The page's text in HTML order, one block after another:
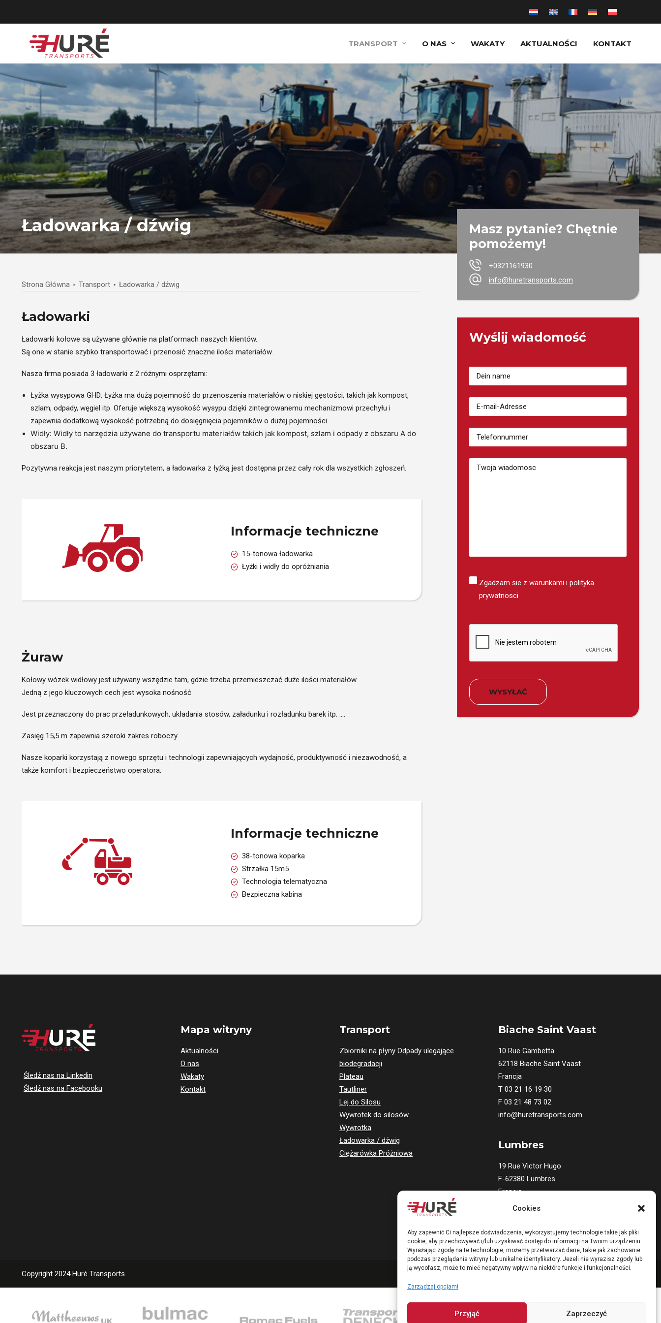
Cookies
Aby zapewnić Ci najlepsze doświadczenia, wykorzystujemy technologie takie jak pliki
cookie, aby przechowywać i/lub uzyskiwać dostęp do informacji na Twoim urządzeniu.
Wyrażając zgodę na te technologie, możemy przetwarzać dane, takie jak zachowanie
podczas przeglądania witryny lub unikalne identyfikatory. Jeżeli nie wyrazisz zgody lub
ją wycofasz, może to mieć negatywny wpływ na niektóre funkcje i funkcjonalności.
Zarządzaj opcjami
Przyjąć Zaprzeczyć
TRANSPORT O NAS WAKATY AKTUALNOŚCI KONTAKT
Ładowarka / dźwig
Strona Główna Transport Ładowarka / dźwig
Ładowarki
Ładowarki kołowe są używane głównie na platformach naszych klientów.
Są one w stanie szybko transportować i przenosić znaczne ilości materiałów.
Nasza firma posiada 3 ładowarki z 2 różnymi osprzętami:
Łyżka wysypowa GHD: Łyżka ma dużą pojemność do przenoszenia materiałów o niskiej gęstości, takich jak kompost,
szlam, odpady, węgiel itp. Oferuje większą wysokość wysypu dzięki zintegrowanemu mechanizmowi przechyłu i
zapewnia dodatkową wysokość potrzebną do dosięgnięcia pojemników o dużej pojemności.
Widły: Widły to narzędzia używane do transportu materiałów takich jak kompost, szlam i odpady z obszaru A do
obszaru B.
Pozytywna reakcja jest naszym priorytetem, a ładowarka z łyżką jest dostępna przez cały rok dla wszystkich zgłoszeń.
Informacje techniczne
15-tonowa ładowarka
Łyżki i widły do opróżniania
Żuraw
Kołowy wózek widłowy jest używany wszędzie tam, gdzie trzeba przemieszczać duże ilości materiałów.
Jedną z jego kluczowych cech jest wysoka nośność
Jest przeznaczony do prac przeładunkowych, układania stosów, załadunku i rozładunku barek itp. ….
Zasięg 15,5 m zapewnia szeroki zakres roboczy.
Nasze koparki korzystają z nowego sprzętu i technologii zapewniających wydajność, produktywność i niezawodność, a
także komfort i bezpieczeństwo operatora.
Informacje techniczne
38-tonowa koparka
Strzałka 15m5
Technologia telematyczna
Bezpieczna kabina
Masz pytanie? Chętnie
pomożemy!
+0321161930
info@huretransports.com
Wyślij wiadomość
Twoje
Iemię(wymagane)
Adres
Numer
Telefonu(wymagane)
Bericht
Instemming
Zgadzam sie z warunkami i polityka
prywatnosci
Śledź nas na Linkedin
Śledź nas na Facebooku
Mapa witryny
Aktualności
O nas
Wakaty
Kontakt
Transport
Zbiorniki na płyny Odpady ulegające
biodegradacji
Plateau
Tautliner
Lej do Silosu
Wywrotek do silosów
Wywrotka
Ładowarka / dźwig
Ciężarówka Próżniowa
Biache Saint Vaast
10 Rue Gambetta
62118 Biache Saint Vaast
Francja
T 03 21 16 19 30
F 03 21 48 73 02
info@huretransports.com
Lumbres
19 Rue Victor Hugo
F-62380 Lumbres
Francja
03 21 12 25 20
Copyright 2024 Huré Transports